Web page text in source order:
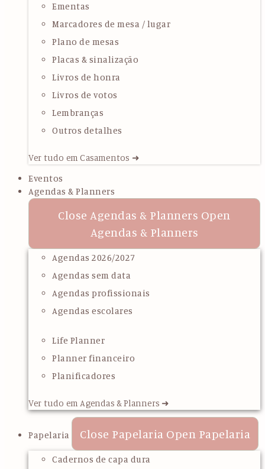
Ementas
Marcadores de mesa / lugar
Plano de mesas
Placas & sinalização
Livros de honra
Livros de votos
Lembranças
Outros detalhes
Ver tudo em Casamentos ➜
Eventos
Agendas & Planners
Close Agendas & Planners Open
Agendas & Planners
Agendas 2026/2027
Agendas sem data
Agendas profissionais
Agendas escolares
Life Planner
Planner financeiro
Planificadores
Ver tudo em Agendas & Planners ➜
Papelaria Close Papelaria Open Papelaria
Cadernos de capa dura